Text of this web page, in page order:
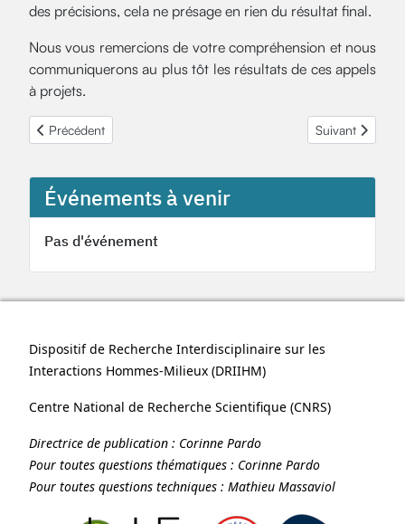
Événements à venir
Pas d'événement
des précisions, cela ne présage en rien du résultat final.
Nous vous remercions de votre compréhension et nous
communiquerons au plus tôt les résultats de ces appels
à projets.
Article précédent : Résultats AP post-doctoral et interOHM
Précédent Article suivant :
Suivant
Dispositif de Recherche Interdisciplinaire sur les
Interactions Hommes-Milieux (DRIIHM)
Centre National de Recherche Scientifique (CNRS)
Directrice de publication : Corinne Pardo
Pour toutes questions thématiques : Corinne Pardo
Pour toutes questions techniques : Mathieu Massaviol